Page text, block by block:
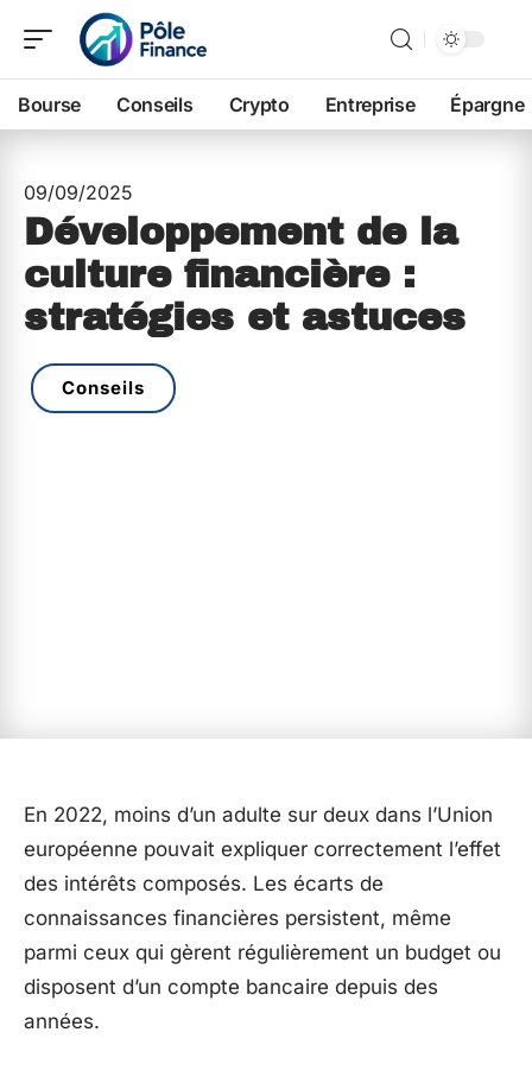
Bourse Conseils Crypto Entreprise Épargne
09/09/2025
Développement de la
culture financière :
stratégies et astuces
Conseils
En 2022, moins d’un adulte sur deux dans l’Union
européenne pouvait expliquer correctement l’effet
des intérêts composés. Les écarts de
connaissances financières persistent, même
parmi ceux qui gèrent régulièrement un budget ou
disposent d’un compte bancaire depuis des
années.